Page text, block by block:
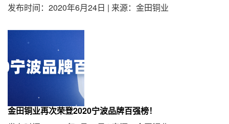
发布时间：2020年6月24日 | 来源：金田铜业
金田铜业再次荣登2020宁波品牌百强榜！